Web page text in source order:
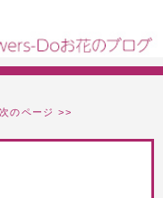
次のページ >>